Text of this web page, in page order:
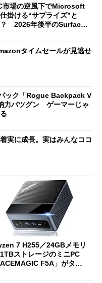
市場の逆風下でMicrosoft
掛ける“サプライズ”と
2026年後半のSurface
タイムセールが見逃せ
ック「Rogue Backpack V
力バツグン ゲーマーじゃ
実に成長。実はみんなココ
7 H255／24GBメモリ
ストレージのミニPC
ACEMAGIC F5A」がタイ